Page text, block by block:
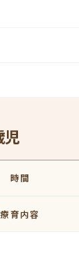
児
時間
療育内容